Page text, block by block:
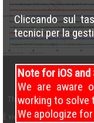
Cliccando sul
tecnici per la
Note for iOS
We are aware
working to solve
We apologize
This work is licensed
È vietato il caricamento